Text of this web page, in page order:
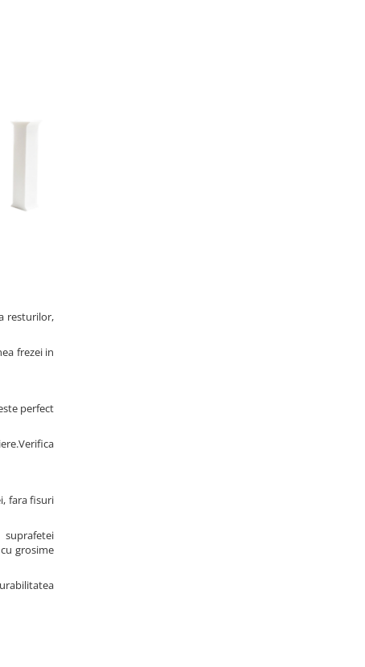
resturilor,
frezei in
perfect
fara fisuri
grosime